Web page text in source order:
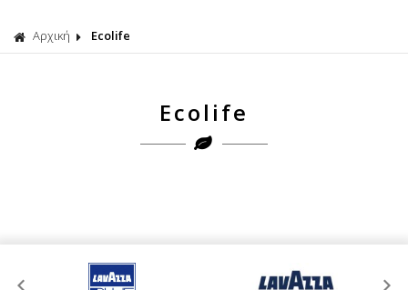
Αρχική Ecolife
Ecolife